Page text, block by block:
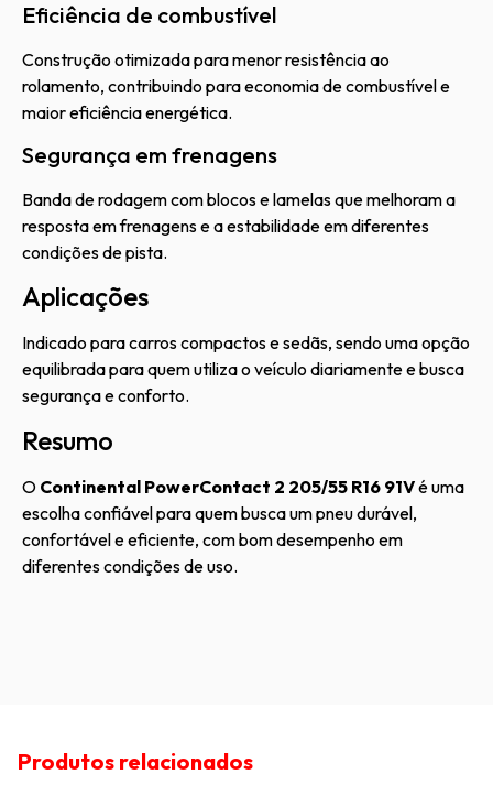
Eficiência de combustível
Construção otimizada para menor resistência ao
rolamento, contribuindo para economia de combustível e
maior eficiência energética.
Segurança em frenagens
Banda de rodagem com blocos e lamelas que melhoram a
resposta em frenagens e a estabilidade em diferentes
condições de pista.
Aplicações
Indicado para carros compactos e sedãs, sendo uma opção
equilibrada para quem utiliza o veículo diariamente e busca
segurança e conforto.
Resumo
O Continental PowerContact 2 205/55 R16 91Vé uma
escolha confiável para quem busca um pneu durável,
confortável e eficiente, com bom desempenho em
diferentes condições de uso.
Produtos relacionados